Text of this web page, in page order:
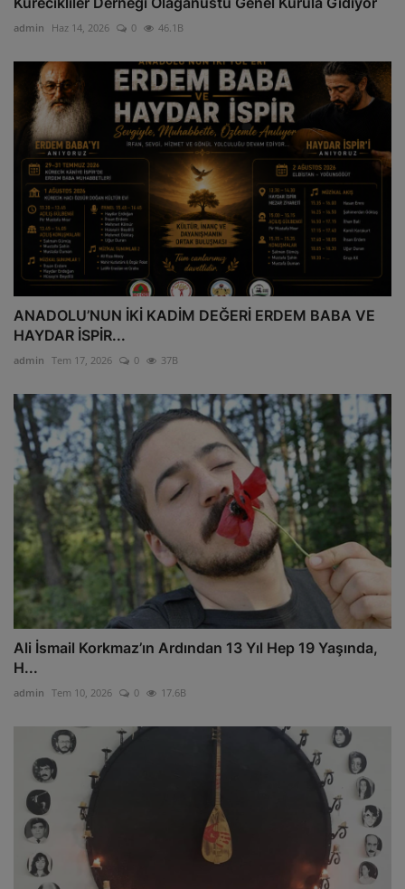
admin Haz 14, 2026 0 46.1B
ANADOLU’NUN İKİ KADİM DEĞERİ ERDEM BABA VE
HAYDAR İSPİR...
admin Tem 17, 2026 0 37B
Ali İsmail Korkmaz’ın Ardından 13 Yıl Hep 19 Yaşında,
H...
admin Tem 10, 2026 0 17.6B